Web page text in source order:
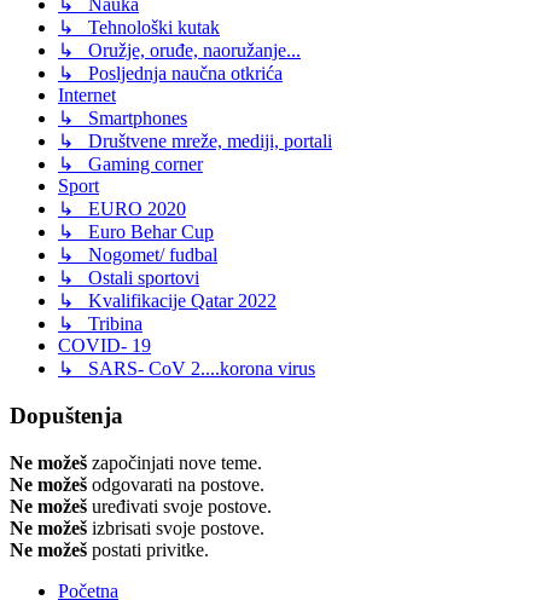
↳ Nauka
↳ Tehnološki kutak
↳ Oružje, oruđe, naoružanje...
↳ Posljednja naučna otkrića
Internet
↳ Smartphones
↳ Društvene mreže, mediji, portali
↳ Gaming corner
Sport
↳ EURO 2020
↳ Euro Behar Cup
↳ Nogomet/ fudbal
↳ Ostali sportovi
↳ Kvalifikacije Qatar 2022
↳ Tribina
COVID- 19
↳ SARS- CoV 2....korona virus
Dopuštenja
Ne možeš započinjati nove teme.
Ne možeš odgovarati na postove.
Ne možeš uređivati svoje postove.
Ne možeš izbrisati svoje postove.
Ne možeš postati privitke.
Početna